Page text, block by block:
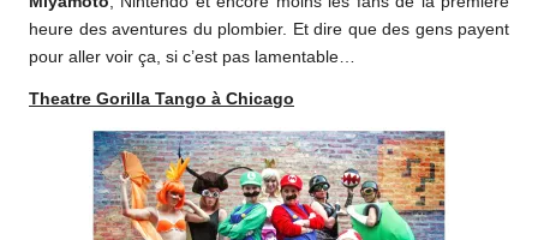
heure des aventures du plombier. Et dire que des gens payent
pour aller voir ça, si c’est pas lamentable…
Theatre Gorilla Tango à Chicago